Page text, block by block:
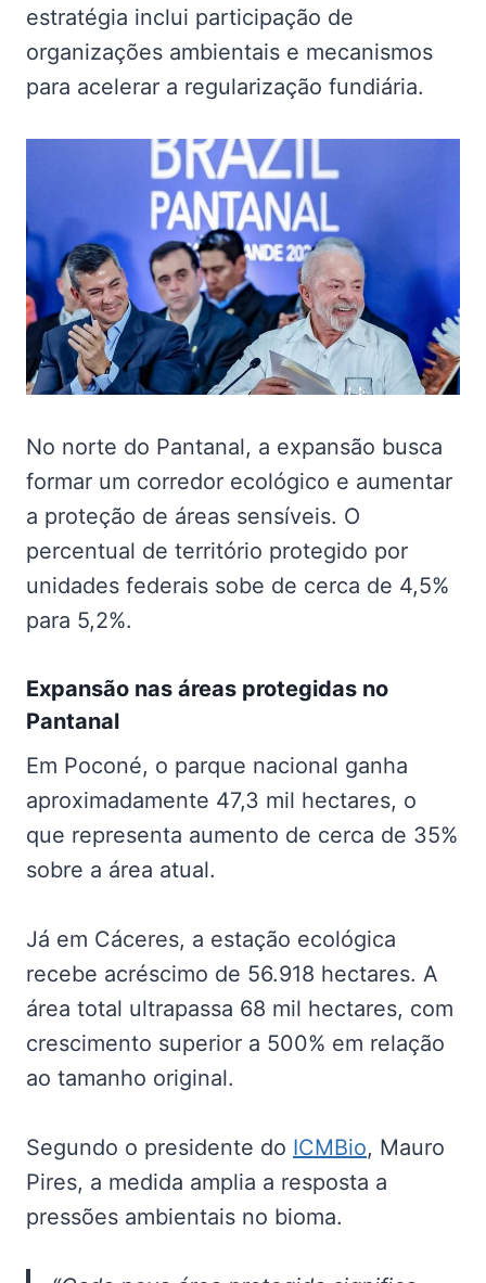
estratégia inclui participação de
organizações ambientais e mecanismos
para acelerar a regularização fundiária.
No norte do Pantanal, a expansão busca
formar um corredor ecológico e aumentar
a proteção de áreas sensíveis. O
percentual de território protegido por
unidades federais sobe de cerca de 4,5%
para 5,2%.
Expansão nas áreas protegidas no
Pantanal
Em Poconé, o parque nacional ganha
aproximadamente 47,3 mil hectares, o
que representa aumento de cerca de 35%
sobre a área atual.
Já em Cáceres, a estação ecológica
recebe acréscimo de 56.918 hectares. A
área total ultrapassa 68 mil hectares, com
crescimento superior a 500% em relação
ao tamanho original.
Segundo o presidente do ICMBio, Mauro
Pires, a medida amplia a resposta a
pressões ambientais no bioma.